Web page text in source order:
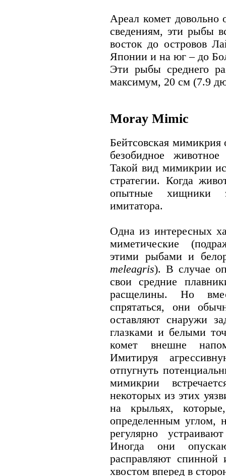
Ареал комет
сведениям, эти рыбы
восток до островов
Японии и на юг – до
Эти рыбы среднего
максимум, 20 см (7.9
Moray Mimic
Бейтсовская мимикрия
безобидное
Такой вид мимикрии
стратегии. Когда
опытные хищники
имитатора.
Одна из интересных
миметические
этими рыбами и
meleagris). В случае
свои средние
расщелины. Но
спрятаться, они
оставляют снаружи
глазками и белыми
комет внешне
Имитируя
отпугнуть
мимикрии
некоторых из этих
на крыльях,
определенным углом,
регулярно
Иногда они
расправляют
хвостом вперед в